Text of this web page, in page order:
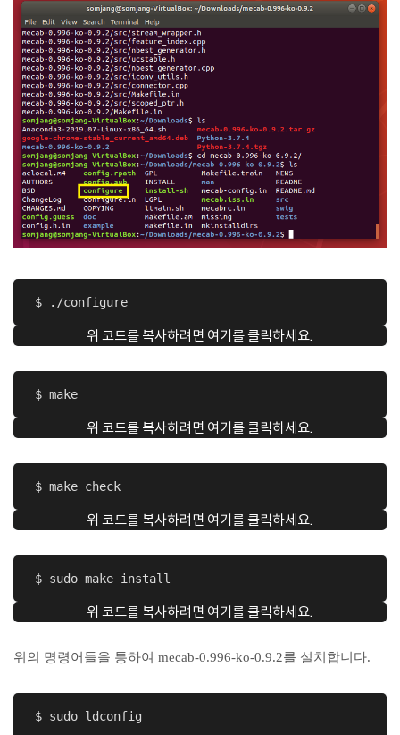
$ ./configure
위 코드를 복사하려면 여기를 클릭하세요.
$ make
위 코드를 복사하려면 여기를 클릭하세요.
$ make check
위 코드를 복사하려면 여기를 클릭하세요.
$ sudo make install
위 코드를 복사하려면 여기를 클릭하세요.
위의 명령어들을 통하여 mecab-0.996-ko-0.9.2를 설치합니다.
$ sudo ldconfig